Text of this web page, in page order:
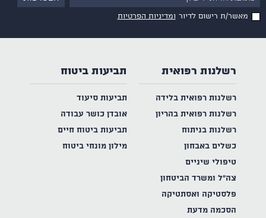
מאשר/ת רישום לדיור ומדיניות הפרטיות
רשלנות רפואית
רשלנות רפואית בלידה
רשלנות רפואית בהריון
רשלנות בניתוח
כשלים באבחון
טיפולי שיניים
צה"ל ומשרד הביטחון
פלסטיקה ואסתטיקה
הסכמה מדעת
תביעות ביטוח
תביעות סיעוד
אובדן כושר עבודה
תביעות ביטוח חיים
מילון מונחי ביטוח